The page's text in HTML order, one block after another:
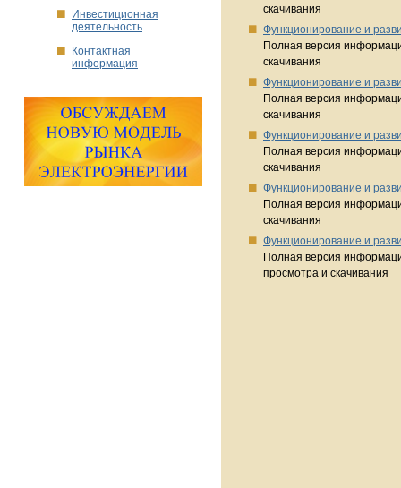
Инвестиционная
деятельность
Контактная
информация
скачивания
Функционирование и
Полная версия
скачивания
Функционирование и
Полная версия
скачивания
Функционирование и
Полная версия
скачивания
Функционирование и
Полная версия
скачивания
Функционирование и
Полная версия
просмотра и скачивания